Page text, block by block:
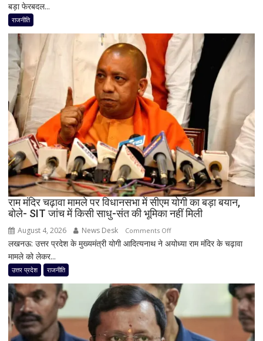
लिए
कांग्रेस
का
बड़ा
दांव,
यूपी
में
पूरी
सहप्रभारी
टीम
बदली,
नई
जिम्मेदारियां
घोषित
बड़ा फेरबदल...
राजनीति
राम मंदिर चढ़ावा मामले पर विधानसभा में सीएम योगी का बड़ा बयान,
बोले- SIT जांच में किसी साधु-संत की भूमिका नहीं मिली
August 4, 2026 News Desk Comments Offon
राम
मामले
पर
विधानसभा
सीएम
लखनऊ: उत्तर प्रदेश के मुख्यमंत्री योगी आदित्यनाथ ने अयोध्या राम मंदिर के चढ़ावा
मामले को लेकर...
उत्तर प्रदेश राजनीति